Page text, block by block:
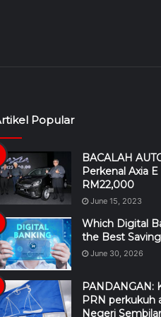
Popular
BACALAH
Perkenal Axia E
RM22,000
June 15, 2023
Which Digital
the Best
June 30, 2026
PANDANGAN:
PRN perkukuh
Negeri